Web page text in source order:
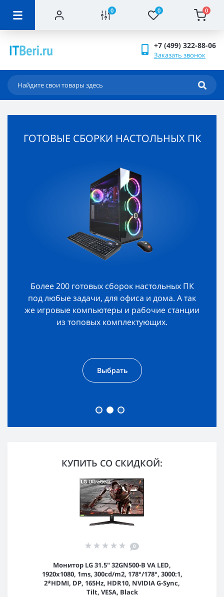
0 0 0
+7 (499) 322-88-06
Заказать звонок
ГОТОВЫЕ СБОРКИ НАСТОЛЬНЫХ ПК
Более 200 готовых сборок настольных ПК
под любые задачи, для офиса и дома. А так
же игровые компьютеры и рабочие станции
из топовых комплектующих.
Выбрать
КУПИТЬ СО СКИДКОЙ:
0
Монитор LG 31.5" 32GN500-B VA LED,
1920x1080, 1ms, 300cd/m2, 178°/178°, 3000:1,
2*HDMI, DP, 165Hz, HDR10, NVIDIA G-Sync,
Tilt, VESA, Black